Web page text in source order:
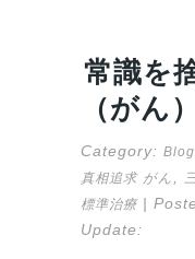
常識を
（がん）
Category: Blog
真相追求 がん
標準治療|
Update: